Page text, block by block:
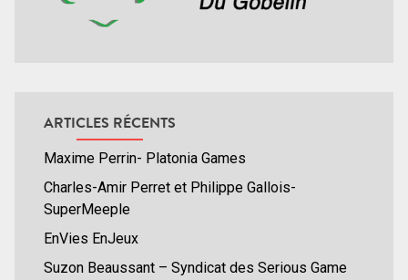
ARTICLES RÉCENTS
Maxime Perrin- Platonia Games
Charles-Amir Perret et Philippe Gallois-
SuperMeeple
EnVies EnJeux
Suzon Beaussant – Syndicat des Serious Game